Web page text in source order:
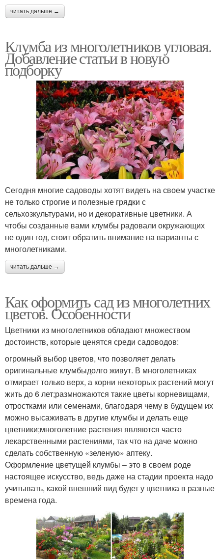
читать дальше →
Клумба из многолетников угловая.
Добавление статьи в новую
подборку
Сегодня многие садоводы хотят видеть на своем участке
не только строгие и полезные грядки с
сельхозкультурами, но и декоративные цветники. А
чтобы созданные вами клумбы радовали окружающих
не один год, стоит обратить внимание на варианты с
многолетниками.
читать дальше →
Как оформить сад из многолетних
цветов. Особенности
Цветники из многолетников обладают множеством
достоинств, которые ценятся среди садоводов:
огромный выбор цветов, что позволяет делать
оригинальные клумбыдолго живут. В многолетниках
отмирает только верх, а корни некоторых растений могут
жить до 6 лет;размножаются такие цветы корневищами,
отростками или семенами, благодаря чему в будущем их
можно высаживать в другие клумбы и делать еще
цветники;многолетние растения являются часто
лекарственными растениями, так что на даче можно
сделать собственную «зеленую» аптеку.
Оформление цветущей клумбы – это в своем роде
настоящее искусство, ведь даже на стадии проекта надо
учитывать, какой внешний вид будет у цветника в разные
времена года.